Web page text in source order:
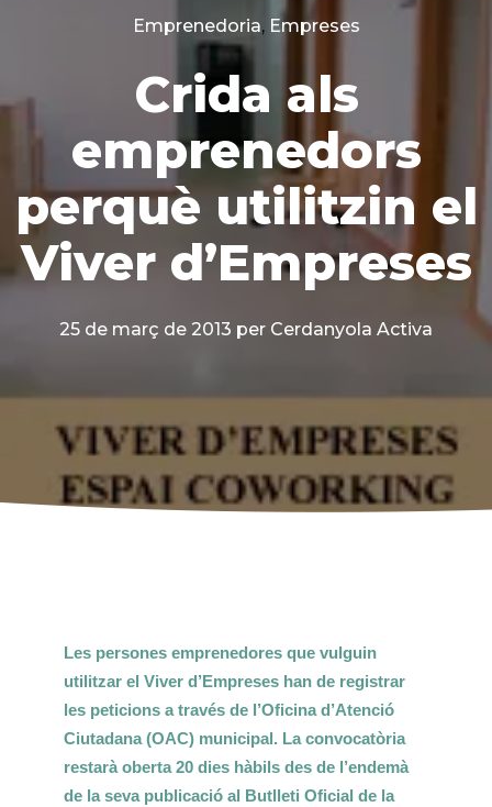
Categories
Emprenedoria, Empreses
Crida als
emprenedors
perquè utilitzin el
Viver d’Empreses
25 de març de 2013 per Cerdanyola Activa
Les persones emprenedores que vulguin
utilitzar el Viver d’Empreses han de registrar
les peticions a través de l’Oficina d’Atenció
Ciutadana (OAC) municipal. La convocatòria
restarà oberta 20 dies hàbils des de l’endemà
de la seva publicació al Butlleti Oficial de la